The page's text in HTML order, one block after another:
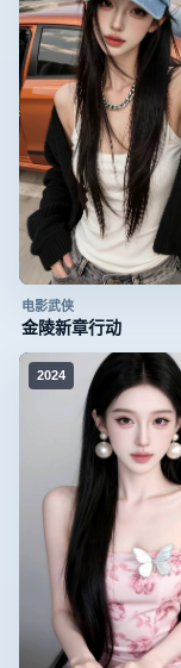
电影武侠
金陵新章行动
2024